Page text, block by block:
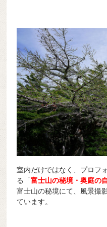
室内だけではなく、プロフ
る「富士山の秘境・奥庭の
富士山の秘境にて、風景撮
ています。